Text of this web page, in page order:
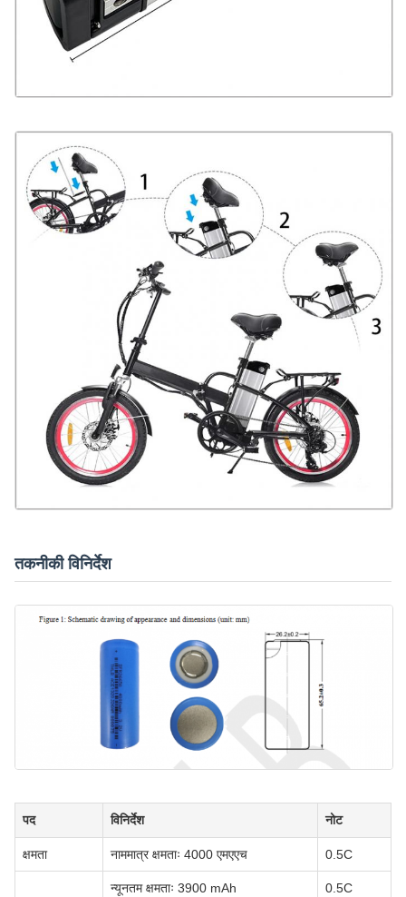
तकनीकी विनिर्देश
पद विनिर्देश नोट
क्षमता नाममात्र क्षमताः 4000 एमएएच 0.5C
न्यूनतम क्षमताः 3900 mAh 0.5C